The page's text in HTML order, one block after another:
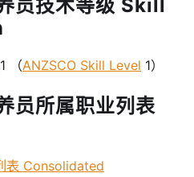
员技术等级 Skill
（ANZSCO Skill Level 1）
员所属职业列表
表 Consolidated